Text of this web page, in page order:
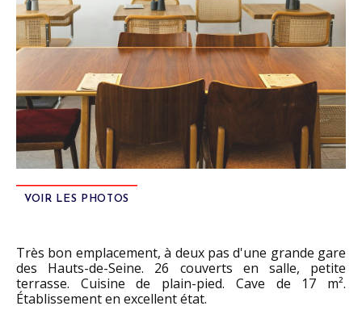
VOIR LES PHOTOS
Très bon emplacement, à deux pas d'une grande gare
des Hauts-de-Seine. 26 couverts en salle, petite
terrasse. Cuisine de plain-pied. Cave de 17 m².
Établissement en excellent état.